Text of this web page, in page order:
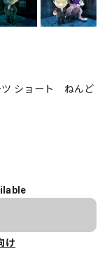
ツ ショート ねんど
け